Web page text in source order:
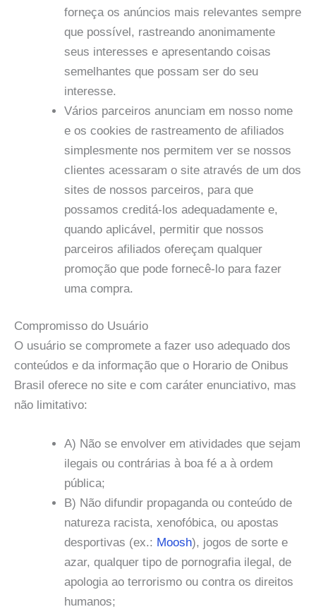
forneça os anúncios mais relevantes sempre
que possível, rastreando anonimamente
seus interesses e apresentando coisas
semelhantes que possam ser do seu
interesse.
Vários parceiros anunciam em nosso nome
e os cookies de rastreamento de afiliados
simplesmente nos permitem ver se nossos
clientes acessaram o site através de um dos
sites de nossos parceiros, para que
possamos creditá-los adequadamente e,
quando aplicável, permitir que nossos
parceiros afiliados ofereçam qualquer
promoção que pode fornecê-lo para fazer
uma compra.
Compromisso do Usuário
O usuário se compromete a fazer uso adequado dos
conteúdos e da informação que o Horario de Onibus
Brasil oferece no site e com caráter enunciativo, mas
não limitativo:
A) Não se envolver em atividades que sejam
ilegais ou contrárias à boa fé a à ordem
pública;
B) Não difundir propaganda ou conteúdo de
natureza racista, xenofóbica, ou apostas
desportivas (ex.: Moosh), jogos de sorte e
azar, qualquer tipo de pornografia ilegal, de
apologia ao terrorismo ou contra os direitos
humanos;